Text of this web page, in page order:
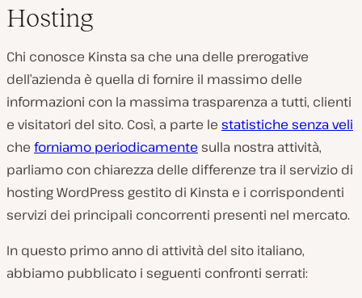
Hosting
Chi conosce Kinsta sa che una delle prerogative
dell’azienda è quella di fornire il massimo delle
informazioni con la massima trasparenza a tutti, clienti
e visitatori del sito. Così, a parte le statistiche senza veli
che forniamo periodicamente sulla nostra attività,
parliamo con chiarezza delle differenze tra il servizio di
hosting WordPress gestito di Kinsta e i corrispondenti
servizi dei principali concorrenti presenti nel mercato.
In questo primo anno di attività del sito italiano,
abbiamo pubblicato i seguenti confronti serrati: